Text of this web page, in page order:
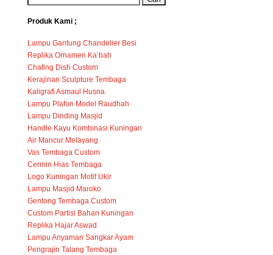
Produk Kami ;
Lampu Gantung Chandelier Besi
Replika Ornamen Ka’bah
Chafing Dish Custom
Kerajinan Sculpture Tembaga
Kaligrafi Asmaul Husna
Lampu Plafon Model Raudhah
Lampu Dinding Masjid
Handle Kayu Kombinasi Kuningan
Air Mancur Melayang
Vas Tembaga Custom
Cermin Hias Tembaga
Logo Kuningan Motif Ukir
Lampu Masjid Maroko
Gentong Tembaga Custom
Custom Partisi Bahan Kuningan
Replika Hajar Aswad
Lampu Anyaman Sangkar Ayam
Pengrajin Talang Tembaga